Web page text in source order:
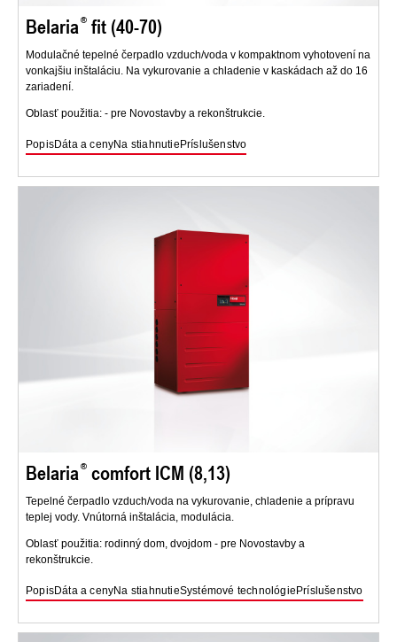
Belaria fit (40-70)
Modulačné tepelné čerpadlo vzduch/voda v kompaktnom vyhotovení na
vonkajšiu inštaláciu. Na vykurovanie a chladenie v kaskádach až do 16
zariadení.
Oblasť použitia: - pre Novostavby a rekonštrukcie.
PopisDáta a cenyNa stiahnutiePríslušenstvo
Belaria comfort ICM (8,13)
Tepelné čerpadlo vzduch/voda na vykurovanie, chladenie a prípravu
teplej vody. Vnútorná inštalácia, modulácia.
Oblasť použitia: rodinný dom, dvojdom - pre Novostavby a
rekonštrukcie.
PopisDáta a cenyNa stiahnutieSystémové technológie Príslušenstvo